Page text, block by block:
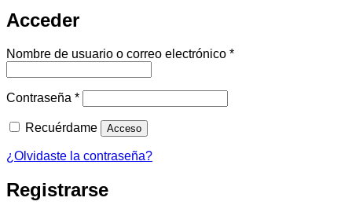
Acceder
Nombre de usuario o correo electrónico *Obligatorio
Contraseña *Obligatorio
Recuérdame Acceso
¿Olvidaste la contraseña?
Registrarse